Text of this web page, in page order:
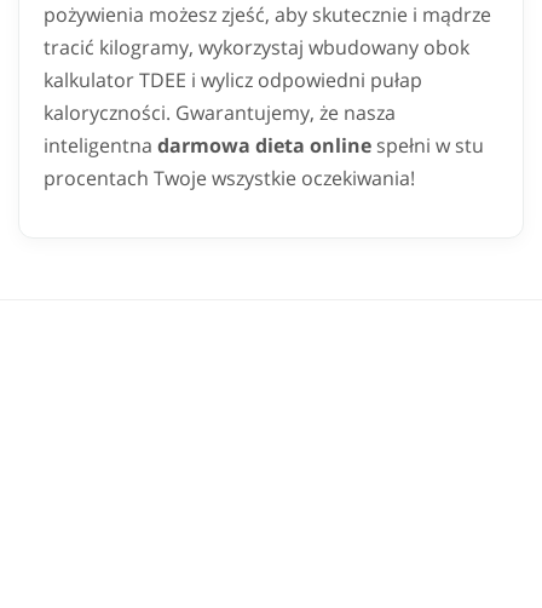
pożywienia możesz zjeść, aby skutecznie i mądrze
tracić kilogramy, wykorzystaj wbudowany obok
kalkulator TDEE i wylicz odpowiedni pułap
kaloryczności. Gwarantujemy, że nasza
inteligentna darmowa dieta online spełni w stu
procentach Twoje wszystkie oczekiwania!